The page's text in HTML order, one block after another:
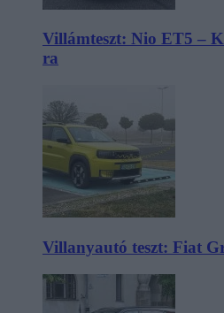
Villámteszt: Nio ET5 –
ra
Villanyautó teszt: Fiat